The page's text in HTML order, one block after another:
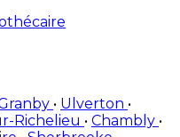
• Ulverton •
Richelieu • Chambly •